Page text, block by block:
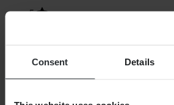
Consent Details
5
3
3
2
1